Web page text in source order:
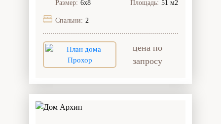
Размер: 6х8 Площадь: 51 м2
Спальни: 2
цена по
запросу